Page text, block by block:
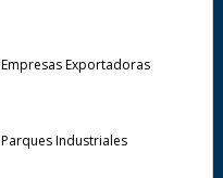
Empresas Exportadoras
Parques Industriales